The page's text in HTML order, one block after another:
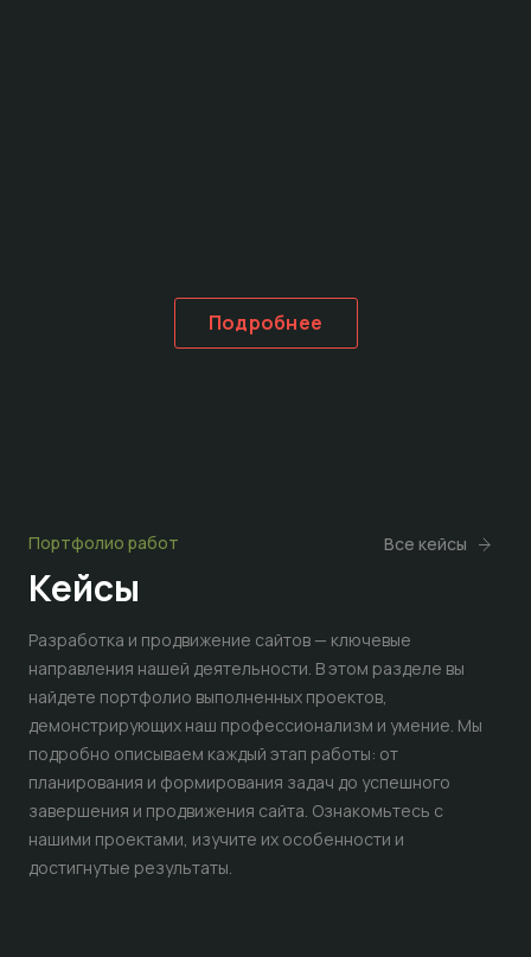
Подробнее
Портфолио работ
Кейсы
Все кейсы
Разработка и продвижение сайтов — ключевые
направления нашей деятельности. В этом разделе вы
найдете портфолио выполненных проектов,
демонстрирующих наш профессионализм и умение. Мы
подробно описываем каждый этап работы: от
планирования и формирования задач до успешного
завершения и продвижения сайта. Ознакомьтесь с
нашими проектами, изучите их особенности и
достигнутые результаты.